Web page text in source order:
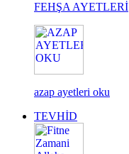
FEHŞA AYETLERİ
azap ayetleri oku
TEVHİD